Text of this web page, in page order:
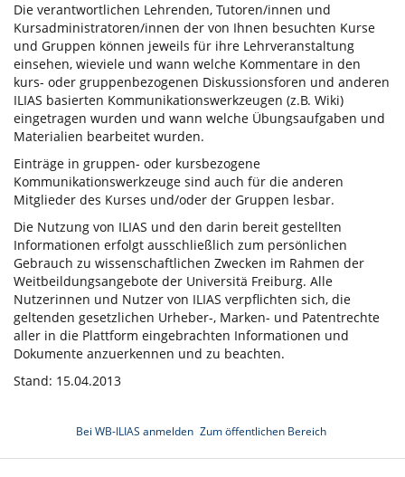
Die verantwortlichen Lehrenden, Tutoren/innen und
Kursadministratoren/innen der von Ihnen besuchten Kurse
und Gruppen können jeweils für ihre Lehrveranstaltung
einsehen, wieviele und wann welche Kommentare in den
kurs- oder gruppenbezogenen Diskussionsforen und anderen
ILIAS basierten Kommunikationswerkzeugen (z.B. Wiki)
eingetragen wurden und wann welche Übungsaufgaben und
Materialien bearbeitet wurden.
Einträge in gruppen- oder kursbezogene
Kommunikationswerkzeuge sind auch für die anderen
Mitglieder des Kurses und/oder der Gruppen lesbar.
Die Nutzung von ILIAS und den darin bereit gestellten
Informationen erfolgt ausschließlich zum persönlichen
Gebrauch zu wissenschaftlichen Zwecken im Rahmen der
Weitbeildungsangebote der Universitä Freiburg. Alle
Nutzerinnen und Nutzer von ILIAS verpflichten sich, die
geltenden gesetzlichen Urheber-, Marken- und Patentrechte
aller in die Plattform eingebrachten Informationen und
Dokumente anzuerkennen und zu beachten.
Stand: 15.04.2013
Bei WB-ILIAS anmelden Zum öffentlichen Bereich